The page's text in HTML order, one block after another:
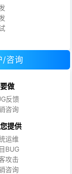
/咨询
做
反馈
咨询
提供
运维
BUG
攻击
咨询